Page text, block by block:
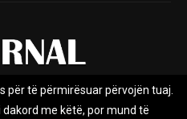
Marketing
për të përmirësuar përvojën tuaj.
me këtë, por mund të